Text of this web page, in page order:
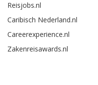
Reisjobs.nl
Caribisch Nederland.nl
Careerexperience.nl
Zakenreisawards.nl